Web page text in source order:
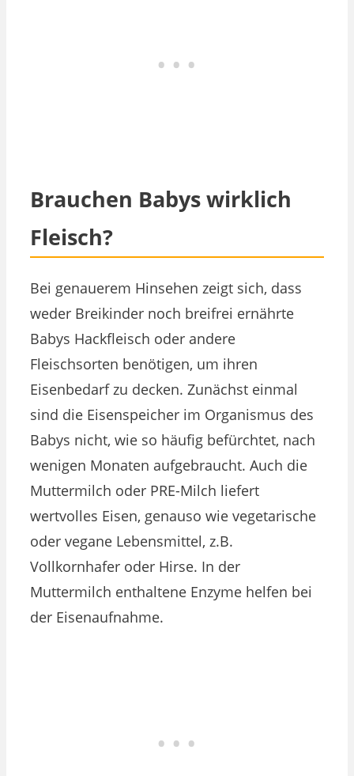
Brauchen Babys wirklich
Fleisch?
Bei genauerem Hinsehen zeigt sich, dass
weder Breikinder noch breifrei ernährte
Babys Hackfleisch oder andere
Fleischsorten benötigen, um ihren
Eisenbedarf zu decken. Zunächst einmal
sind die Eisenspeicher im Organismus des
Babys nicht, wie so häufig befürchtet, nach
wenigen Monaten aufgebraucht. Auch die
Muttermilch oder PRE-Milch liefert
wertvolles Eisen, genauso wie vegetarische
oder vegane Lebensmittel, z.B.
Vollkornhafer oder Hirse. In der
Muttermilch enthaltene Enzyme helfen bei
der Eisenaufnahme.